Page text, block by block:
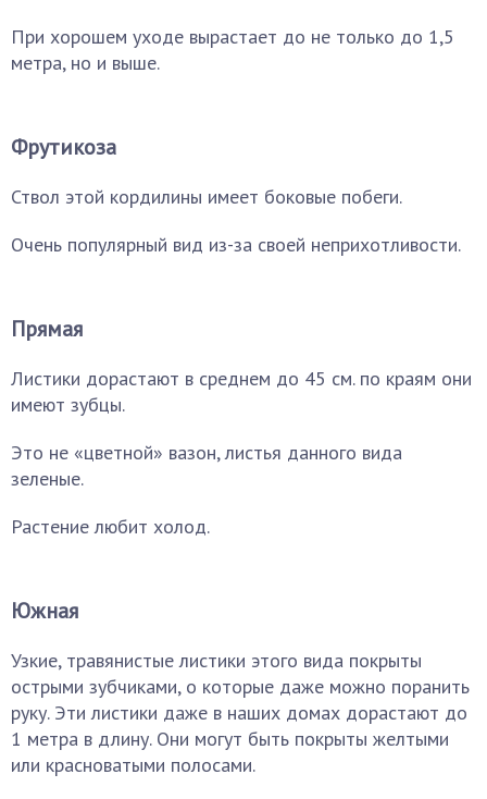
При хорошем уходе вырастает до не только до 1,5
метра, но и выше.
Фрутикоза
Ствол этой кордилины имеет боковые побеги.
Очень популярный вид из-за своей неприхотливости.
Прямая
Листики дорастают в среднем до 45 см. по краям они
имеют зубцы.
Это не «цветной» вазон, листья данного вида
зеленые.
Растение любит холод.
Южная
Узкие, травянистые листики этого вида покрыты
острыми зубчиками, о которые даже можно поранить
руку. Эти листики даже в наших домах дорастают до
1 метра в длину. Они могут быть покрыты желтыми
или красноватыми полосами.